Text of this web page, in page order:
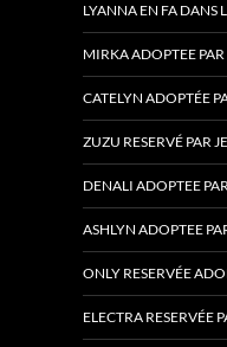
LYANNA EN FA DANS
MIRKA ADOPTEE
CATELYN ADOPTÉE
ZUZU RESERVÉ PAR
DENALI ADOPTEE
ASHLYN ADOPTEE
ONLY RESERVÉE
ELECTRA RESERVÉE